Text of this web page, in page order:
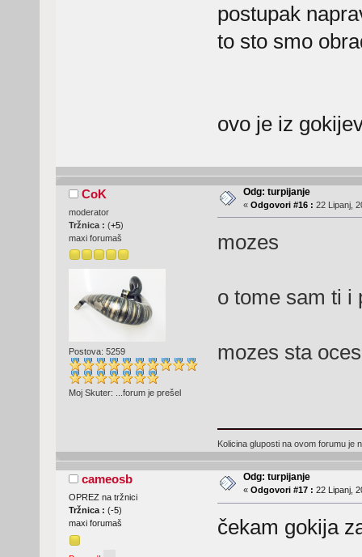
postupak
to sto smo
ovo je iz
CoK
moderator
Tržnica : (+5)
maxi forumaš
Postova: 5259
Moj Skuter: ...forum je prešel
Odg: turpijanje
« Odgovori #16 : 22 Lipanj,
mozes
o tome sam ti i
mozes sta oces
Kolicina gluposti na ovom forumu je
cameosb
OPREZ na tržnici
Tržnica : (-5)
maxi forumaš
Odg: turpijanje
« Odgovori #17 : 22 Lipanj,
čekam gokija